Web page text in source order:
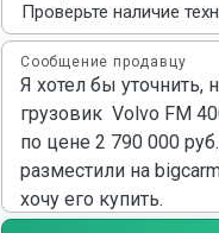
Сообщение продавцу